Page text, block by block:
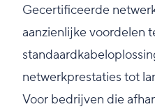
Gecertificeerde
aanzienlijke voordelen
netwerkprestaties tot
Voor bedrijven die